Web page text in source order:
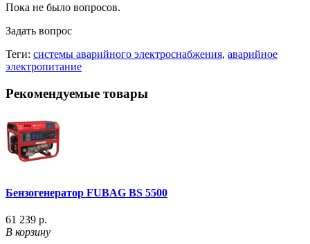
Пока не было вопросов.
Задать вопрос
Теги: системы аварийного электроснабжения, аварийное
электропитание
Рекомендуемые товары
Бензогенератор FUBAG BS 5500
61 239 р.
В корзину